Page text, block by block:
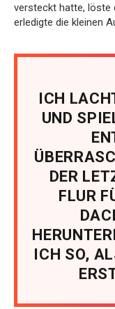
versteckt hatte, löste
erledigte die kleinen
ICH
UND
DER
FLUR
ICH SO,